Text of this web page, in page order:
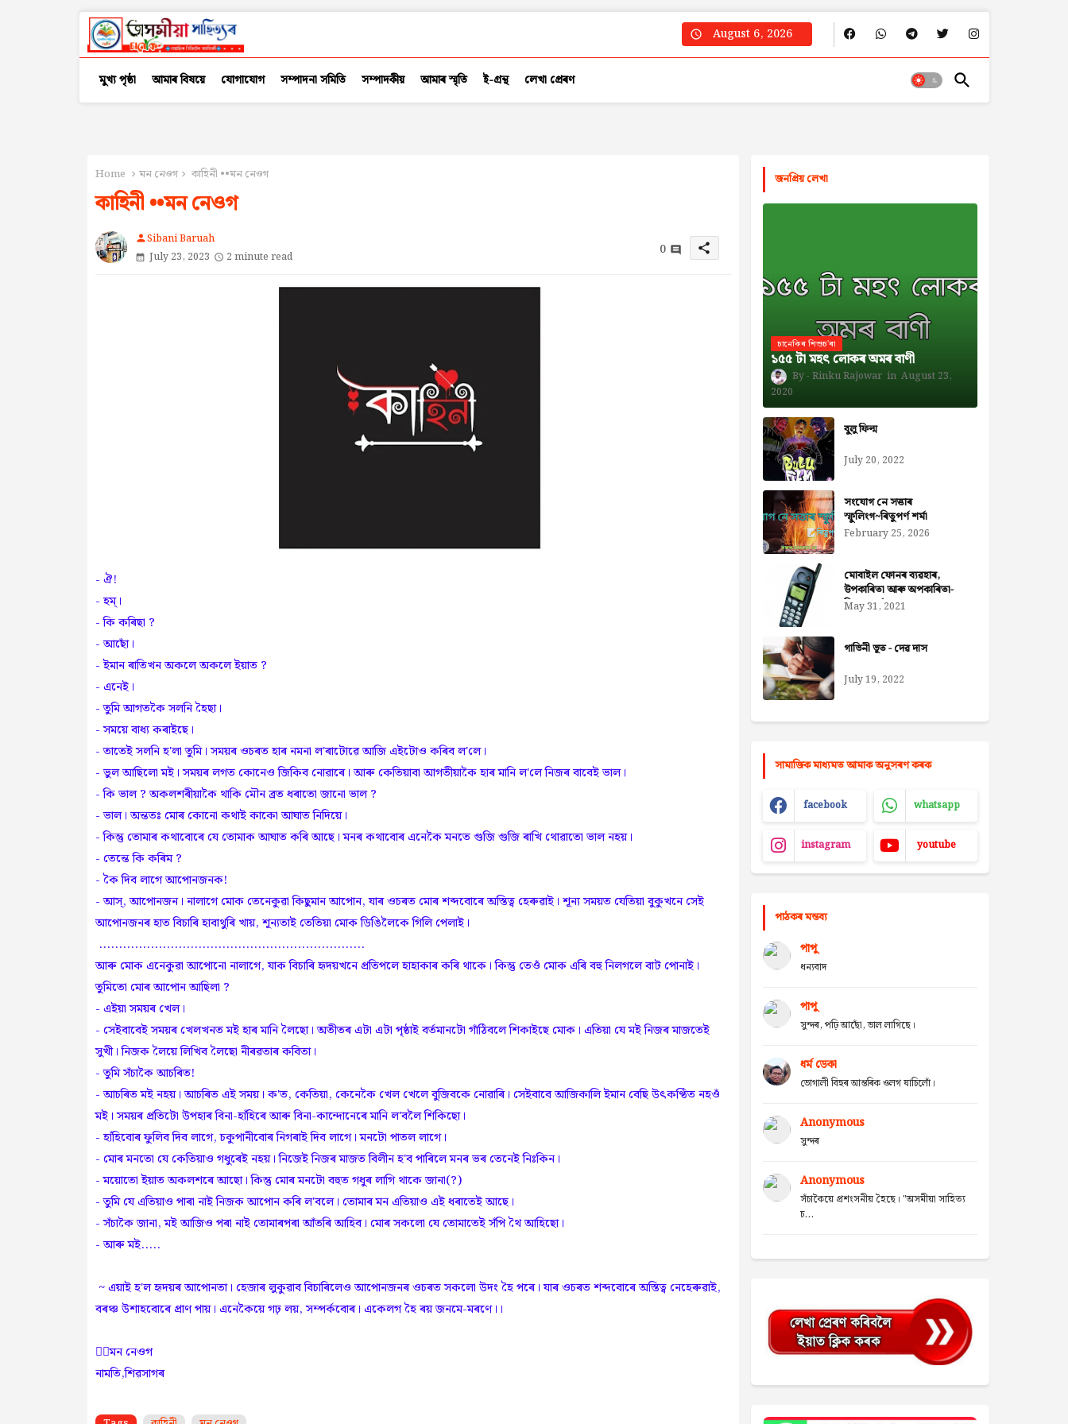
August 6, 2026
মুখ্য পৃষ্ঠা আমাৰ বিষয়ে যোগাযোগ সম্পাদনা সমিতি সম্পাদকীয় আমাৰ স্মৃতি ই-গ্ৰন্থ লেখা প্ৰেৰণ
Home মন নেওগ কাহিনী ••মন নেওগ
কাহিনী ••মন নেওগ
personSibani Baruah
July 23, 2023
2 minute read 0 share
- ঐ!
- হম্।
- কি কৰিছা ?
- আছোঁ।
- ইমান ৰাতিখন অকলে অকলে ইয়াত ?
- এনেই।
- তুমি আগতকৈ সলনি হৈছা।
- সময়ে বাধ্য কৰাইছে।
- তাতেই সলনি হ'লা তুমি। সময়ৰ ওচৰত হাৰ নমনা ল'ৰাটোৱে আজি এইটোও কৰিব ল'লে।
- ভুল আছিলো মই। সময়ৰ লগত কোনেও জিকিব নোৱাৰে। আৰু কেতিয়াবা আগতীয়াকৈ হাৰ মানি ল'লে নিজৰ বাবেই ভাল।
- কি ভাল ? অকলশৰীয়াকৈ থাকি মৌন ব্ৰত ধৰাতো জানো ভাল ?
- ভাল। অন্ততঃ মোৰ কোনো কথাই কাকো আঘাত নিদিয়ে।
- কিন্তু তোমাৰ কথাবোৰে যে তোমাক আঘাত কৰি আছে। মনৰ কথাবোৰ এনেকৈ মনতে গুজি গুজি ৰাখি থোৱাতো ভাল নহয়।
- তেন্তে কি কৰিম ?
- কৈ দিব লাগে আপোনজনক!
- আস্, আপোনজন। নালাগে মোক তেনেকুৱা কিছুমান আপোন, যাৰ ওচৰত মোৰ শব্দবোৰে অস্তিত্ব হেৰুৱাই। শূন্য সময়ত যেতিয়া বুকুখনে সেই
আপোনজনৰ হাত বিচাৰি হাবাথুৰি খায়, শূন্যতাই তেতিয়া মোক ডিঙিলৈকে গিলি পেলাই।
...................................................................
আৰু মোক এনেকুৱা আপোনো নালাগে, যাক বিচাৰি হৃদয়খনে প্ৰতিপলে হাহাকাৰ কৰি থাকে। কিন্তু তেওঁ মোক এৰি বহু নিলগলে বাট পোনাই।
তুমিতো মোৰ আপোন আছিলা ?
- এইয়া সময়ৰ খেল।
- সেইবাবেই সময়ৰ খেলখনত মই হাৰ মানি লৈছো। অতীতৰ এটা এটা পৃষ্ঠাই বৰ্তমানটো গাঁঠিবলে শিকাইছে মোক। এতিয়া যে মই নিজৰ মাজতেই
সুখী। নিজক লৈয়ে লিখিব লৈছো নীৰৱতাৰ কবিতা।
- তুমি সঁ‌চাকৈ আচৰিত!
- আচৰিত মই নহয়। আচৰিত এই সময়। ক'ত, কেতিয়া, কেনেকৈ খেল খেলে বুজিবকে নোৱাৰি। সেইবাবে আজিকালি ইমান বেছি উৎকণ্ঠিত নহওঁ
মই। সময়ৰ প্ৰতিটো উপহাৰ বিনা-হাঁ‌হিৰে আৰু বিনা-কান্দোনেৰে মানি ল'বলৈ শিকিছো।
- হাঁ‌হিবোৰ ফুলিব দিব লাগে, চকুপানীবোৰ নিগৰাই দিব লাগে। মনটো পাতল লাগে।
- মোৰ মনতো যে কেতিয়াও গধুৰেই নহয়। নিজেই নিজৰ মাজত বিলীন হ'ব পাৰিলে মনৰ ভৰ তেনেই নিঃকিন।
- ময়োতো ইয়াত অকলশৰে আছো। কিন্তু মোৰ মনটো বহুত গধুৰ লাগি থাকে জানা(?)
- তুমি যে এতিয়াও পাৰা নাই নিজক আপোন কৰি ল'বলে। তোমাৰ মন এতিয়াও এই ধৰাতেই আছে।
- সঁ‌চাকৈ জানা, মই আজিও পৰা নাই তোমাৰপৰা আঁতৰি আহিব। মোৰ সকলো যে তোমাতেই সঁ‌পি থৈ আহিছো।
- আৰু মই.....
~ এয়াই হ'ল হৃদয়ৰ আপোনতা। হেজাৰ লুকুৱাব বিচাৰিলেও আপোনজনৰ ওচৰত সকলো উদং হৈ পৰে। যাৰ ওচৰত শব্দবোৰে অস্তিত্ব নেহেৰুৱাই,
বৰঞ্চ উশাহবোৰে প্ৰাণ পায়। এনেকৈয়ে গঢ় লয়, সম্পৰ্কবোৰ। একেলগ হৈ ৰয় জনমে-মৰণে।।
✍🏻মন নেওগ
নামতি,শিৱসাগৰ
জনপ্রিয় লেখা
চানেকিৰ শিশুচ'ৰা
১৫৫ টা মহৎ লোকৰ অমৰ বাণী
Rinku Rajowar
August 23,
2020
বুলু ফিল্ম
July 20, 2022
সংযোগ নে সত্তাৰ
স্ফুলিংগ~ৰিতুপৰ্ণ শৰ্মা
February 25, 2026
মোবাইল ফোনৰ ব্যৱহাৰ,
উপকাৰিতা আৰু অপকাৰিতা-
নিজৰা বৰ্মন ডেকা
May 31, 2021
গাভিনী ভূত - দেৱ দাস
July 19, 2022
সামাজিক মাধ্যমত আমাক অনুসৰণ কৰক
facebook whatsapp
instagram youtube
পাঠকৰ মন্তব্য
পাপু
ধন্যবাদ
পাপু
সুন্দৰ, পঢ়ি আছোঁ, ভাল লাগিছে।
ধৰ্ম ডেকা
ভোগালী বিহুৰ আন্তৰিক ওলগ যাচিলোঁ।
Anonymous
সুন্দৰ
Anonymous
সঁচাকৈয়ে প্ৰশংসনীয় হৈছে। "অসমীয়া সাহিত্য
চ...